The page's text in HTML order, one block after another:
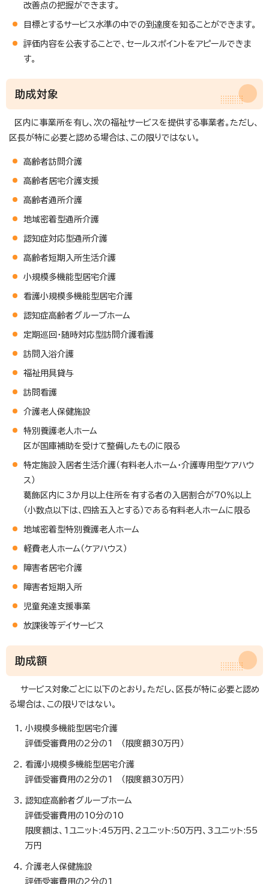
改善点の把握ができます。
目標とするサービス水準の中での到達度を知ることができます。
評価内容を公表することで、セールスポイントをアピールできま
す。
助成対象
区内に事業所を有し、次の福祉サービスを提供する事業者。ただし、
区長が特に必要と認める場合は、この限りではない。
高齢者訪問介護
高齢者居宅介護支援
高齢者通所介護
地域密着型通所介護
認知症対応型通所介護
高齢者短期入所生活介護
小規模多機能型居宅介護
看護小規模多機能型居宅介護
認知症高齢者グループホーム
定期巡回・随時対応型訪問介護看護
訪問入浴介護
福祉用具貸与
訪問看護
介護老人保健施設
特別養護老人ホーム
区が国庫補助を受けて整備したものに限る
特定施設入居者生活介護（有料老人ホーム・介護専用型ケアハウ
ス）
葛飾区内に3か月以上住所を有する者の入居割合が70％以上
（小数点以下は、四捨五入とする）である有料老人ホームに限る
地域密着型特別養護老人ホーム
軽費老人ホーム（ケアハウス）
障害者居宅介護
障害者短期入所
児童発達支援事業
放課後等デイサービス
助成額
サービス対象ごとに以下のとおり。ただし、区長が特に必要と認め
る場合は、この限りではない。
小規模多機能型居宅介護
評価受審費用の2分の1 （限度額30万円）
看護小規模多機能型居宅介護
評価受審費用の2分の1 （限度額30万円）
認知症高齢者グループホーム
評価受審費用の10分の10
限度額は、1ユニット:45万円、2ユニット:50万円、3ユニット:55
万円
介護老人保健施設
評価受審費用の2分の1